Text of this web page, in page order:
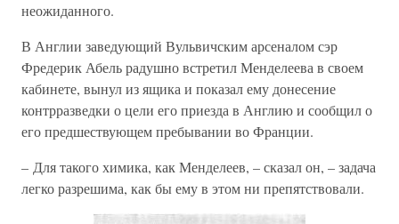
неожиданного.
В Англии заведующий Вульвичским арсеналом сэр
Фредерик Абель радушно встретил Менделеева в своем
кабинете, вынул из ящика и показал ему донесение
контрразведки о цели его приезда в Англию и сообщил о
его предшествующем пребывании во Франции.
– Для такого химика, как Менделеев, – сказал он, – задача
легко разрешима, как бы ему в этом ни препятствовали.